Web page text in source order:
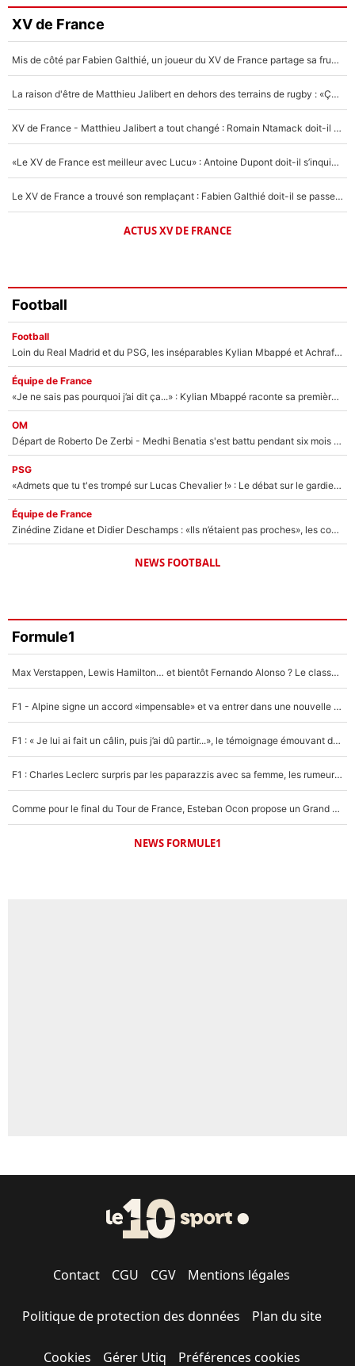
Faris Moumbagna
4%
Un autre joueur
5%
XV de France
Mis de côté par Fabien Galthié, un joueur du XV de France partage sa frustration : «ils ne me l’ont pas dit tout de suite»
La raison d'être de Matthieu Jalibert en dehors des terrains de rugby : «Ça m'atteint autant que si tu touches à un membre de ma famille»
XV de France - Matthieu Jalibert a tout changé : Romain Ntamack doit-il s’inquiéter pour sa place à un an de la Coupe du monde ?
«Le XV de France est meilleur avec Lucu» : Antoine Dupont doit-il s’inquiéter pour sa place ?
Le XV de France a trouvé son remplaçant : Fabien Galthié doit-il se passer d'Antoine Dupont ?
ACTUS XV DE FRANCE
Football
Football
Loin du Real Madrid et du PSG, les inséparables Kylian Mbappé et Achraf Hakimi changent d'équipe le temps d'une journée !
Équipe de France
«Je ne sais pas pourquoi j’ai dit ça...» : Kylian Mbappé raconte sa première rencontre avec Zinédine Zidane (et c’est très drôle)
OM
Départ de Roberto De Zerbi - Medhi Benatia s'est battu pendant six mois pour le retenir à l'OM, le PSG a été le naufrage de trop : «Je pars avec toi»
PSG
«Admets que tu t'es trompé sur Lucas Chevalier !» : Le débat sur le gardien du PSG vire au clash à l'After Foot
Équipe de France
Zinédine Zidane et Didier Deschamps : «Ils n’étaient pas proches», les confidences d’un membre de l’équipe de France 1998 sur leur relation spéciale
NEWS FOOTBALL
Formule1
Max Verstappen, Lewis Hamilton… et bientôt Fernando Alonso ? Le classement des pilotes les mieux payés en Formule 1 risque de changer !
F1 - Alpine signe un accord «impensable» et va entrer dans une nouvelle dimension : Grande nouvelle pour Pierre Gasly !
F1 : « Je lui ai fait un câlin, puis j’ai dû partir...», le témoignage émouvant de Max Verstappen sur sa fille
F1 : Charles Leclerc surpris par les paparazzis avec sa femme, les rumeurs étaient vraies !
Comme pour le final du Tour de France, Esteban Ocon propose un Grand Prix de Formule 1 à Paris : «Autour de l’Arc de Triomphe, ce serait génial» !
NEWS FORMULE1
Contact CGU CGV Mentions légales
Politique de protection des données Plan du site
Cookies Gérer Utiq Préférences cookies